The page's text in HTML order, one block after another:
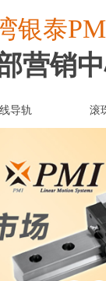
银泰
营销
导轨 滚